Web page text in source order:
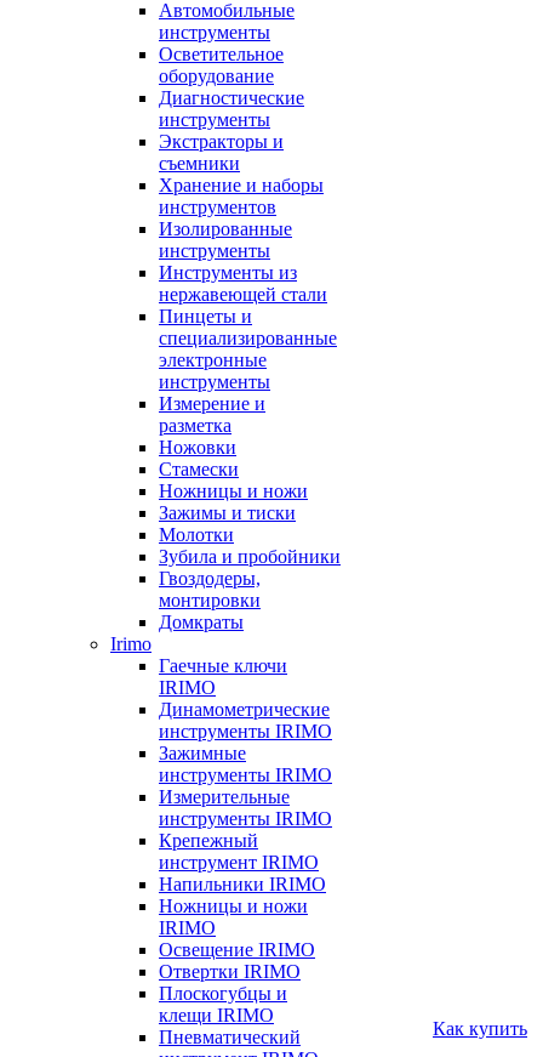
Автомобильные
инструменты
Осветительное
оборудование
Диагностические
инструменты
Экстракторы и
съемники
Хранение и наборы
инструментов
Изолированные
инструменты
Инструменты из
нержавеющей стали
Пинцеты и
специализированные
электронные
инструменты
Измерение и
разметка
Ножовки
Стамески
Ножницы и ножи
Зажимы и тиски
Молотки
Зубила и пробойники
Гвоздодеры,
монтировки
Домкраты
Irimo
Гаечные ключи
IRIMO
Динамометрические
инструменты IRIMO
Зажимные
инструменты IRIMO
Измерительные
инструменты IRIMO
Крепежный
инструмент IRIMO
Напильники IRIMO
Ножницы и ножи
IRIMO
Освещение IRIMO
Отвертки IRIMO
Плоскогубцы и
клещи IRIMO
Пневматический
Как купить